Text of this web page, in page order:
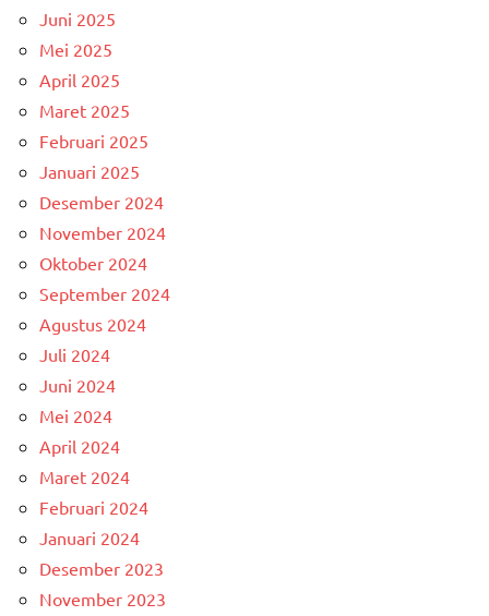
Juni 2025
Mei 2025
April 2025
Maret 2025
Februari 2025
Januari 2025
Desember 2024
November 2024
Oktober 2024
September 2024
Agustus 2024
Juli 2024
Juni 2024
Mei 2024
April 2024
Maret 2024
Februari 2024
Januari 2024
Desember 2023
November 2023